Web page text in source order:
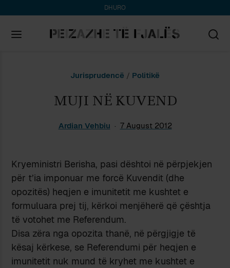
DHURO
Jurisprudencë / Politikë
MUJI NË KUVEND
Ardian Vehbiu 7 August 2012
Kryeministri Berisha, pasi dështoi në përpjekjen
për t’ia imponuar me forcë Kuvendit (dhe
opozitës) heqjen e imunitetit me kushtet e
formuluara prej tij, kërkoi menjëherë që çështja
të votohet me Referendum.
Disa zëra nga opozita thanë, në përgjigje të
kësaj kërkese, se Referendumi për heqjen e
imunitetit nuk mund të kryhet me kushtet e